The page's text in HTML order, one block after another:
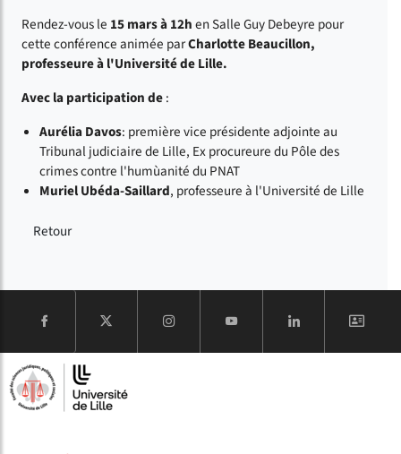
Rendez-vous le 15 mars à 12hen Salle Guy Debeyre pour
cette conférence animée parCharlotte Beaucillon,
professeure à l'Université de Lille.
Avec la participation de:
Aurélia Davos: première vice présidente adjointe au
Tribunal judiciaire de Lille, Ex procureure du Pôle des
crimes contre l'humùanité du PNAT
Muriel Ubéda-Saillard, professeure à l'Université de Lille
Retour
COMPTE